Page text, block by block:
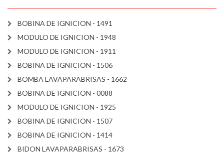
BOBINA DE IGNICION - 1491
MODULO DE IGNICION - 1948
MODULO DE IGNICION - 1911
BOBINA DE IGNICION - 1506
BOMBA LAVAPARABRISAS - 1662
BOBINA DE IGNICION - 0088
MODULO DE IGNICION - 1925
BOBINA DE IGNICION - 1507
BOBINA DE IGNICION - 1414
BIDON LAVAPARABRISAS - 1673